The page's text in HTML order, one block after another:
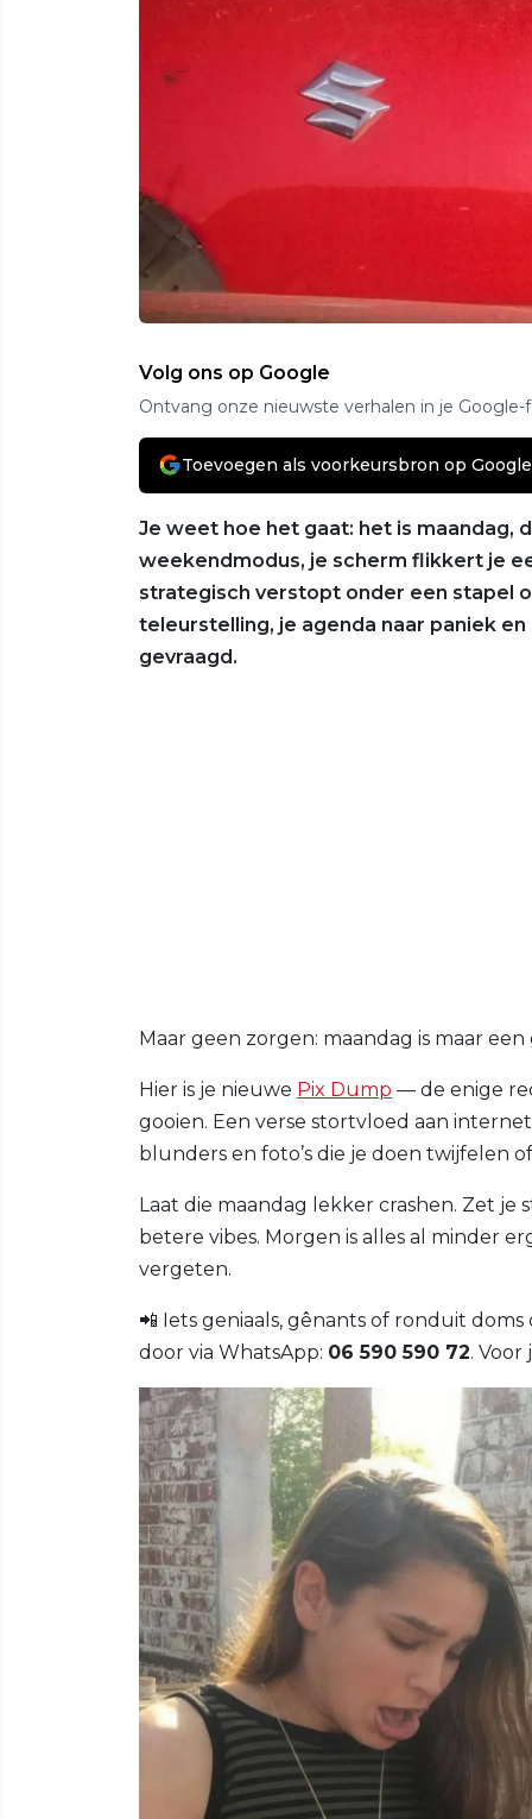
Volg ons op Google
Ontvang onze nieuwste verhalen in je Google-
Toevoegen als voorkeursbron op Google
Je weet hoe het gaat: het is maandag,
weekendmodus, je scherm flikkert je
strategisch verstopt onder een stapel
teleurstelling, je agenda naar paniek
gevraagd.
Maar geen zorgen: maandag is maar
Hier is je nieuwe Pix Dump — de enige
gooien. Een verse stortvloed aan
blunders en foto’s die je doen twijfelen
Laat die maandag lekker crashen. Zet
betere vibes. Morgen is alles al minder
vergeten.
📲 Iets geniaals, gênants of ronduit doms
door via WhatsApp: 06 590 590 72.